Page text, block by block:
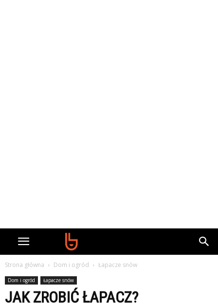
Strona główna Dom i ogród Łapacze snów
Dom i ogród Łapacze snów
JAK ZROBIĆ ŁAPACZ?